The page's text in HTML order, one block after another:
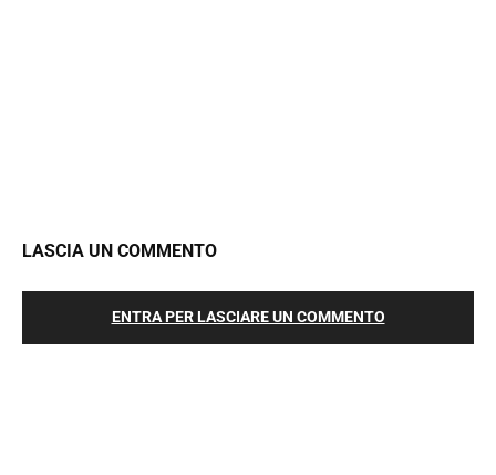
LASCIA UN COMMENTO
ENTRA PER LASCIARE UN COMMENTO